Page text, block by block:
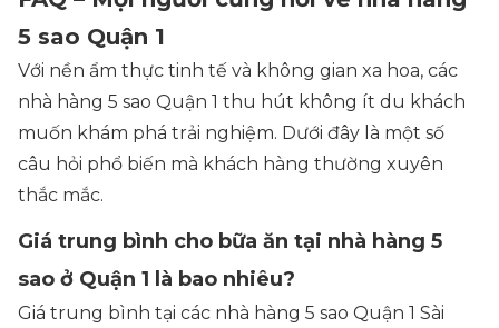
5 sao Quận 1
Với nền ẩm thực tinh tế và không gian xa hoa, các
nhà hàng 5 sao Quận 1 thu hút không ít du khách
muốn khám phá trải nghiệm. Dưới đây là một số
câu hỏi phổ biến mà khách hàng thường xuyên
thắc mắc.
Giá trung bình cho bữa ăn tại nhà hàng 5
sao ở Quận 1 là bao nhiêu?
Giá trung bình tại các nhà hàng 5 sao Quận 1 Sài